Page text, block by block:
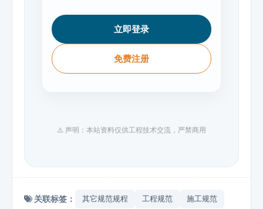
立即登录
免费注册
⚠️ 声明：本站资料仅供工程技术交流，严禁商用
关联标签： 其它规范规程 工程规范 施工规范